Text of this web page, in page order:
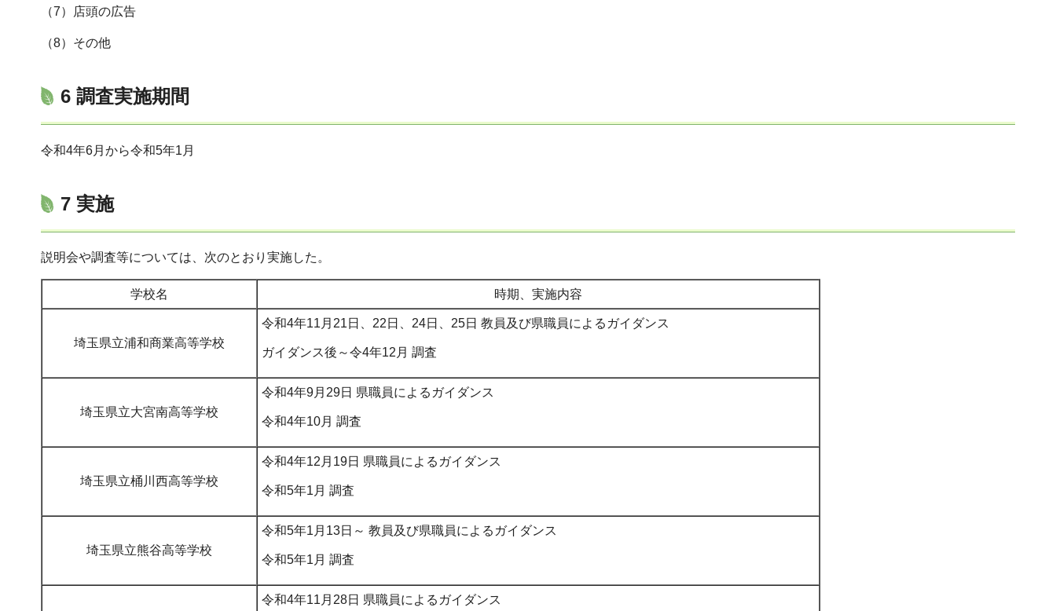
（7）店頭の広告
（8）その他
6 調査実施期間
令和4年6月から令和5年1月
7 実施
説明会や調査等については、次のとおり実施した。
学校名 時期、実施内容
埼玉県立浦和商業高等学校
令和4年11月21日、22日、24日、25日 教員及び県職員によるガイダンス
ガイダンス後～令4年12月 調査
埼玉県立大宮南高等学校
令和4年9月29日 県職員によるガイダンス
令和4年10月 調査
埼玉県立桶川西高等学校
令和4年12月19日 県職員によるガイダンス
令和5年1月 調査
埼玉県立熊谷高等学校
令和5年1月13日～ 教員及び県職員によるガイダンス
令和5年1月 調査
令和4年11月28日 県職員によるガイダンス